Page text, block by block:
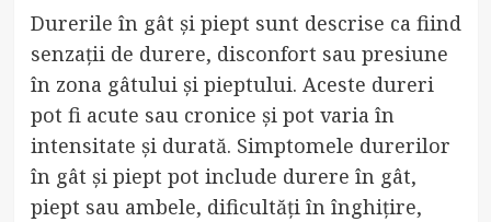
Durerile în gât și piept sunt descrise ca fiind
senzații de durere, disconfort sau presiune
în zona gâtului și pieptului. Aceste dureri
pot fi acute sau cronice și pot varia în
intensitate și durată. Simptomele durerilor
în gât și piept pot include durere în gât,
piept sau ambele, dificultăți în înghițire,